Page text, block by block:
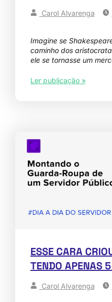
Carol Alvarenga
Imagine se
caminho dos
ele se tornasse um
Ler publicação »
ESSE CARA
TENDO APENAS
Carol Alvarenga